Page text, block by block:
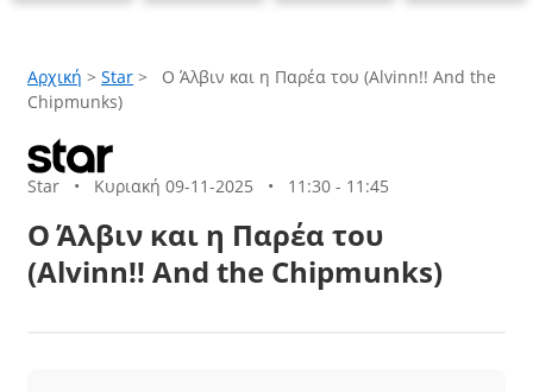
Αρχική > Star >
Ο Άλβιν και η Παρέα του (Alvinn!! And the
Chipmunks)
Star • Κυριακή 09-11-2025 • 11:30 - 11:45
Ο Άλβιν και η Παρέα του
(Alvinn!! And the Chipmunks)